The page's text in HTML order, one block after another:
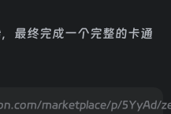
最终完成一个完整的卡通
marketplace/p/5YyAd/